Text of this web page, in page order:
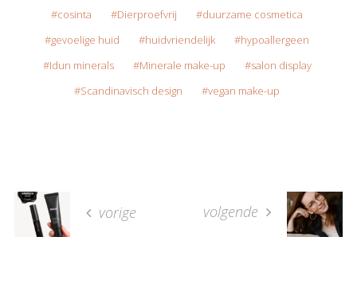
cosinta Dierproefvrij
duurzame cosmetica
gevoelige huid
huidvriendelijk
hypoallergeen
Idun minerals
Minerale make-up
salon display
Scandinavisch design
vegan make-up
vorige volgende